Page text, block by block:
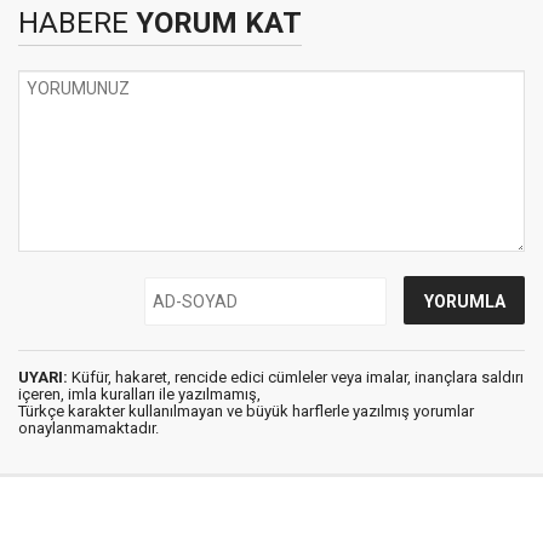
HABERE YORUM KAT
UYARI: Küfür, hakaret, rencide edici cümleler veya imalar, inançlara saldırı
içeren, imla kuralları ile yazılmamış,
Türkçe karakter kullanılmayan ve büyük harflerle yazılmış yorumlar
onaylanmamaktadır.